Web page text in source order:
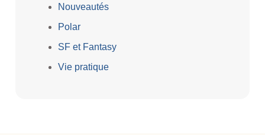
Nouveautés
Polar
SF et Fantasy
Vie pratique